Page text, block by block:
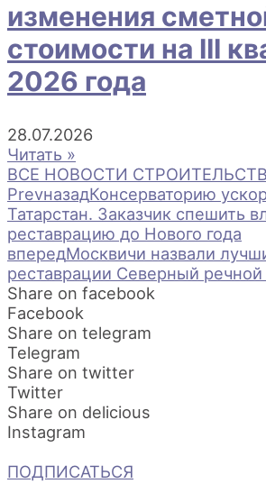
изменения
стоимости на III
2026 года
28.07.2026
Читать »
ВСЕ НОВОСТИ
PrevназадКонсерваторию
Татарстан. Заказчик спешить
реставрацию до Нового года
впередМосквичи назвали
реставрации Северный речной
Share on facebook
Facebook
Share on telegram
Telegram
Share on twitter
Twitter
Share on delicious
Instagram
ПОДПИСАТЬСЯ